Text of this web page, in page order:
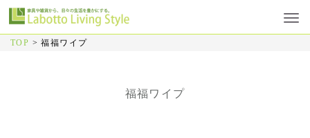
TOP >福福ワイプ
福福ワイプ